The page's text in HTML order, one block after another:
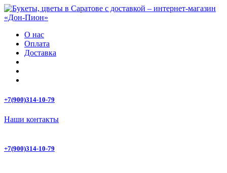
О нас
Оплата
Доставка
+7(900)314-10-79
Наши контакты
+7(900)314-10-79